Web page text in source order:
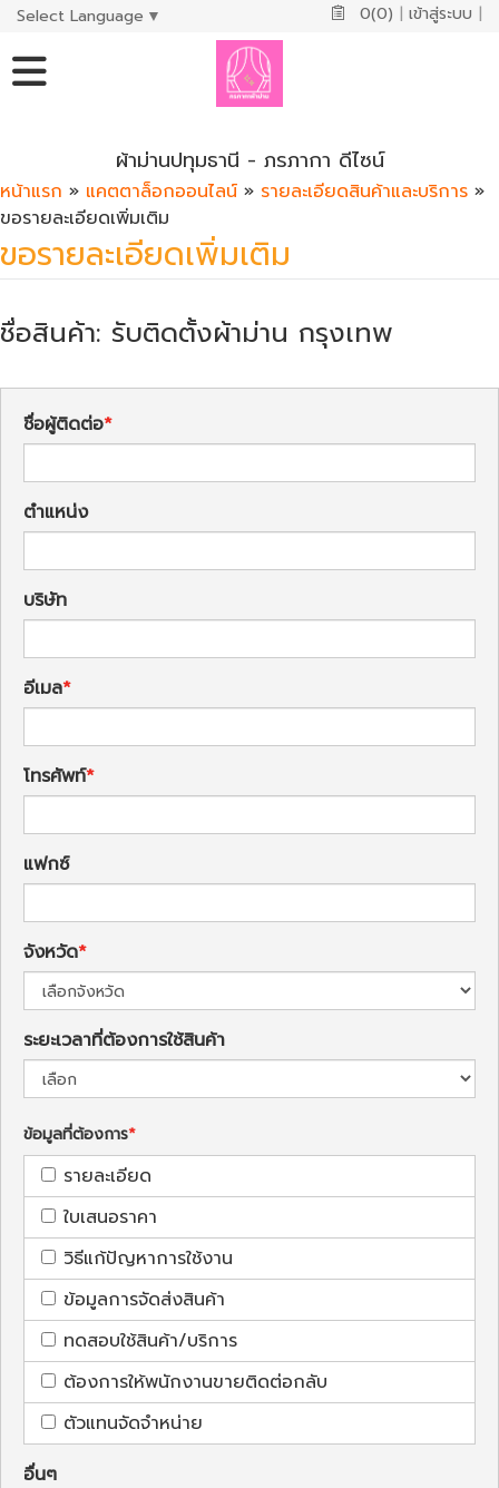
Select Language ▼ 0(0) | เข้าสู่ระบบ |
ผ้าม่านปทุมธานี - ภรภากา ดีไซน์
หน้าแรก » แคตตาล็อกออนไลน์ » รายละเอียดสินค้าและบริการ »
ขอรายละเอียดเพิ่มเติม
ขอรายละเอียดเพิ่มเติม
ชื่อสินค้า: รับติดตั้งผ้าม่าน กรุงเทพ
ชื่อผู้ติดต่อ
ตำแหน่ง
บริษัท
อีเมล
โทรศัพท์
แฟกซ์
จังหวัด
ระยะเวลาที่ต้องการใช้สินค้า
ข้อมูลที่ต้องการ
รายละเอียด
ใบเสนอราคา
วิธีแก้ปัญหาการใช้งาน
ข้อมูลการจัดส่งสินค้า
ทดสอบใช้สินค้า/บริการ
ต้องการให้พนักงานขายติดต่อกลับ
ตัวแทนจัดจำหน่าย
อื่นๆ